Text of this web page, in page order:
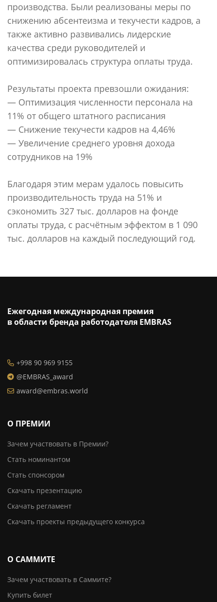
производства. Были реализованы меры по
снижению абсентеизма и текучести кадров, а
также активно развивались лидерские
качества среди руководителей и
оптимизировалась структура оплаты труда.
Результаты проекта превзошли ожидания:
— Оптимизация численности персонала на
11% от общего штатного расписания
— Снижение текучести кадров на 4,46%
— Увеличение среднего уровня дохода
сотрудников на 19%
Благодаря этим мерам удалось повысить
производительность труда на 51% и
сэкономить 327 тыс. долларов на фонде
оплаты труда, с расчётным эффектом в 1 090
тыс. долларов на каждый последующий год.
Ежегодная международная премия
в области бренда работодателя EMBRAS
+998 90 969 9155
@EMBRAS_award
award@embras.world
О ПРЕМИИ
Зачем участвовать в Премии?
Стать номинантом
Стать спонсором
Скачать презентацию
Скачать регламент
Скачать проекты предыдущего конкурса
О САММИТЕ
Зачем участвовать в Саммите?
Купить билет